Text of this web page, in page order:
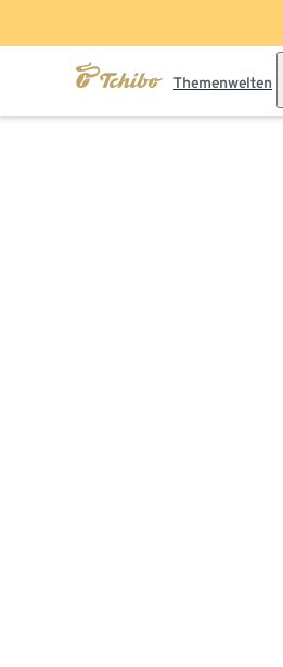
Themenwelten